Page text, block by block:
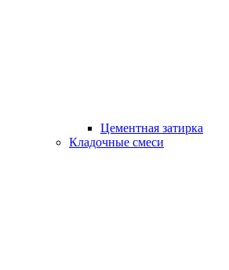
Цементная затирка
Кладочные смеси